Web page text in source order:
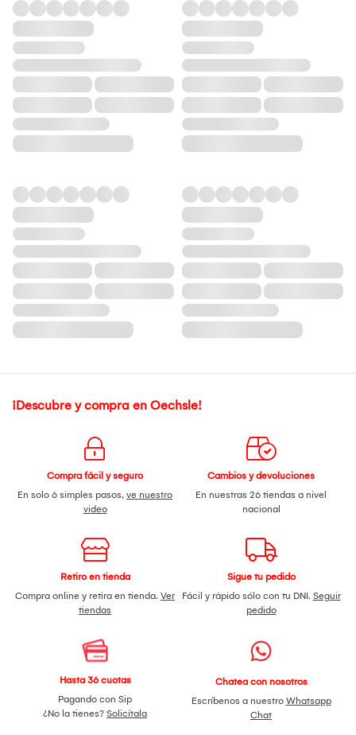
¡Descubre y compra en Oechsle!
Compra fácil y seguro
En solo 6 simples pasos, ve nuestro
video
Cambios y devoluciones
En nuestras 26 tiendas a nivel
nacional
Retiro en tienda
Compra online y retira en tienda. Ver
tiendas
Sigue tu pedido
Fácil y rápido sólo con tu DNI. Seguir
pedido
Hasta 36 cuotas
Pagando con Sip
¿No la tienes? Solicítala
Chatea con nosotros
Escríbenos a nuestro Whatsapp
Chat